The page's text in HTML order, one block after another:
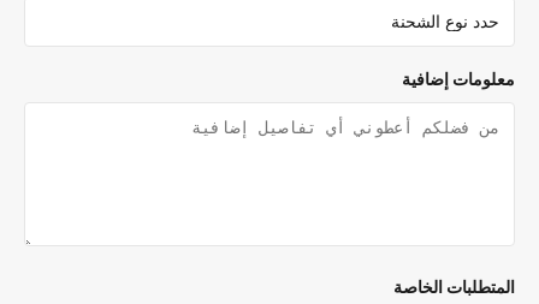
إضافية
الخاصة